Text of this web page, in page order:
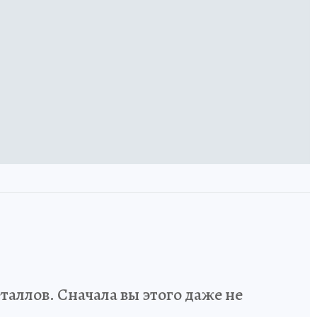
Сначала вы этого даже не